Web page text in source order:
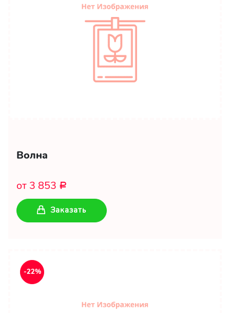
Волна
от 3 853 Р
Заказать
-22%